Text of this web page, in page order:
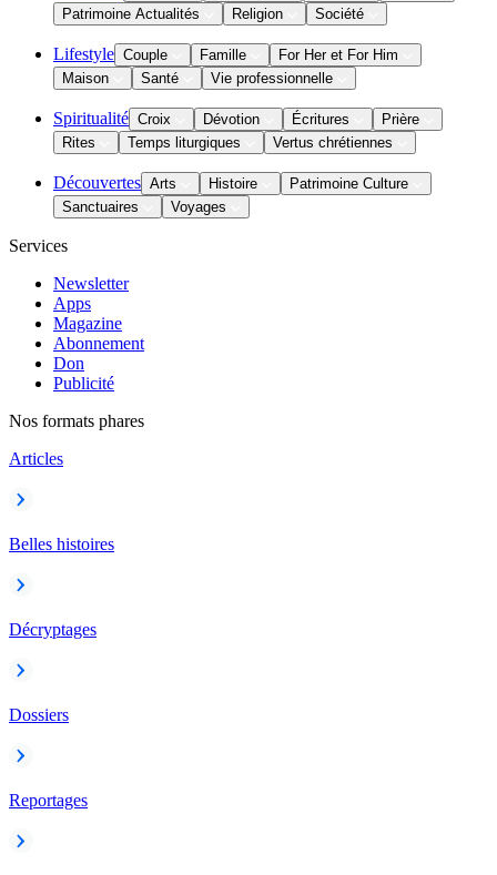
Patrimoine Actualités
Religion Société
Lifestyle Couple Famille
For Her et For Him
Maison
Santé Vie professionnelle
Spiritualité Croix Dévotion Écritures
Prière
Rites
Temps liturgiques Vertus chrétiennes
Découvertes Arts Histoire
Patrimoine Culture
Sanctuaires
Voyages
Services
Newsletter
Apps
Magazine
Abonnement
Don
Publicité
Nos formats phares
Articles
Belles histoires
Décryptages
Dossiers
Reportages